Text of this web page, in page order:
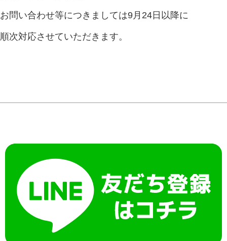
お問い合わせ等につきましては9月24日以降に
順次対応させていただきます。